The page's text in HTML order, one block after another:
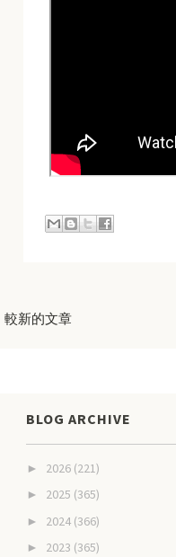
較新的文章
BLOG ARCHIVE
► 2026 (221)
► 2025 (365)
► 2024 (366)
► 2023 (365)